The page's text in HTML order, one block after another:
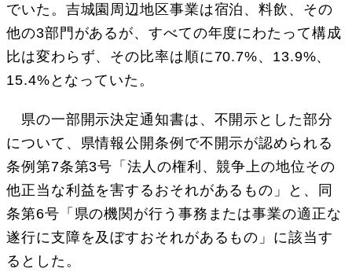
でいた。吉城園周辺地区事業は宿泊、料飲、その
他の3部門があるが、すべての年度にわたって構成
比は変わらず、その比率は順に70.7%、13.9%、
15.4%となっていた。
県の一部開示決定通知書は、不開示とした部分
について、県情報公開条例で不開示が認められる
条例第7条第3号「法人の権利、競争上の地位その
他正当な利益を害するおそれがあるもの」と、同
条第6号「県の機関が行う事務または事業の適正な
遂行に支障を及ぼすおそれがあるもの」に該当す
るとした。